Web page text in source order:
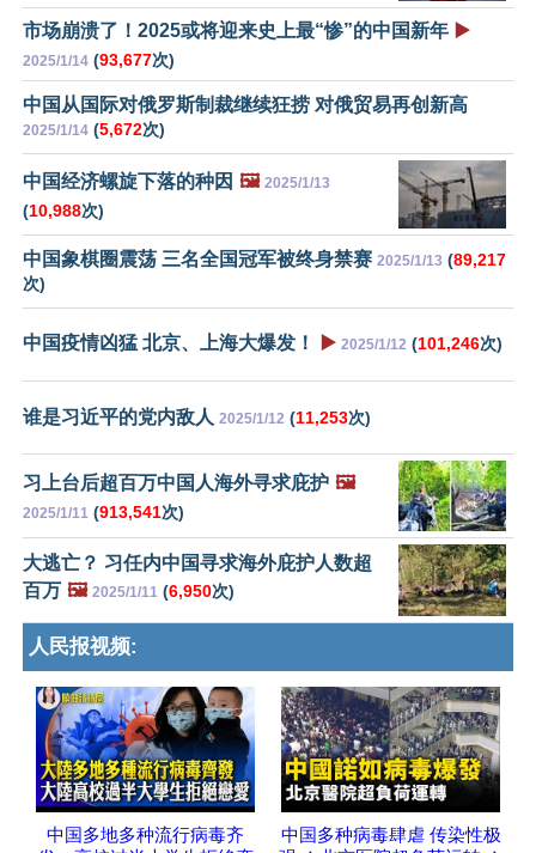
市场崩溃了！2025或将迎来史上最“惨”的中国新年 ▶️
2025/1/14 (93,677次)
中国从国际对俄罗斯制裁继续狂捞 对俄贸易再创新高
2025/1/14 (5,672次)
中国经济螺旋下落的种因 🖼️ 2025/1/13
(10,988次)
中国象棋圈震荡 三名全国冠军被终身禁赛 2025/1/13 (89,217
次)
中国疫情凶猛 北京、上海大爆发！ ▶️ 2025/1/12 (101,246次)
谁是习近平的党内敌人 2025/1/12 (11,253次)
习上台后超百万中国人海外寻求庇护 🖼️
2025/1/11 (913,541次)
大逃亡？ 习任内中国寻求海外庇护人数超
百万 🖼️ 2025/1/11 (6,950次)
人民报视频:
中国多地多种流行病毒齐
中国多种病毒肆虐 传染性极